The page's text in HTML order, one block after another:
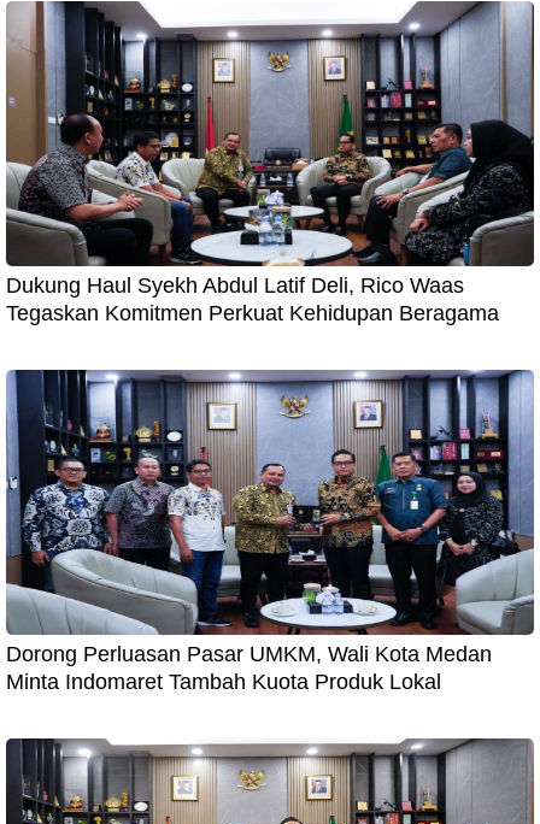
Dukung Haul Syekh Abdul Latif Deli, Rico Waas
Tegaskan Komitmen Perkuat Kehidupan Beragama
Dorong Perluasan Pasar UMKM, Wali Kota Medan
Minta Indomaret Tambah Kuota Produk Lokal